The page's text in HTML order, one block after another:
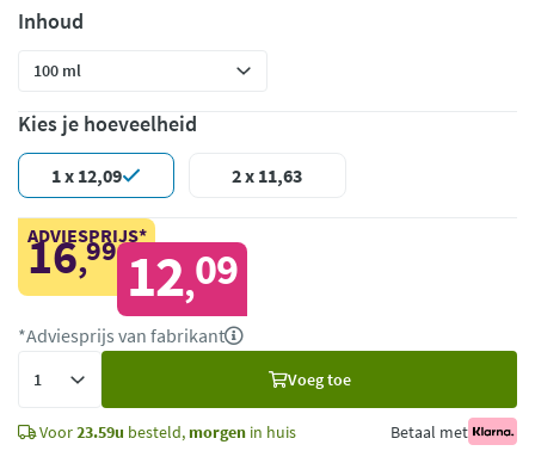
Inhoud
Kies je hoeveelheid
1 x 12,09 2 x 11,63
ADVIESPRIJS*
16,99 12,09
*Adviesprijs van fabrikant
Voeg toe
Voor23.59u besteld, morgen in huis Betaal met